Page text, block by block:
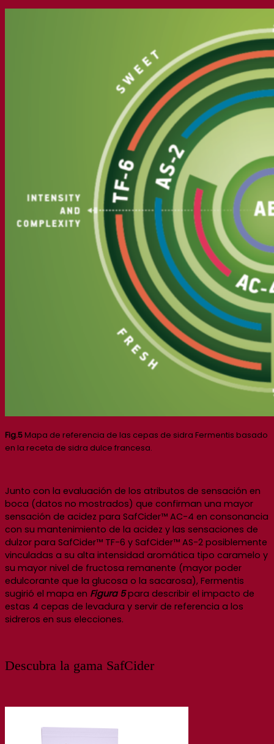
Fig.5Mapa de referencia de las cepas de sidra Fermentis basado
en la receta de sidra dulce francesa.
Junto con la evaluación de los atributos de sensación en
boca (datos no mostrados) que confirman una mayor
sensación de acidez para SafCider™ AC-4 en consonancia
con su mantenimiento de la acidez y las sensaciones de
dulzor para SafCider™ TF-6 y SafCider™ AS-2 posiblemente
vinculadas a su alta intensidad aromática tipo caramelo y
su mayor nivel de fructosa remanente (mayor poder
edulcorante que la glucosa o la sacarosa), Fermentis
sugirió el mapa en Figura 5para describir el impacto de
estas 4 cepas de levadura y servir de referencia a los
sidreros en sus elecciones.
Descubra la gama SafCider